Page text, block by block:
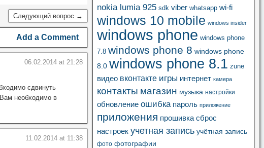
Следующий вопрос →
Add a Comment
06.02.2014 at 21:28
сдвинуть
необходимо в
11.02.2014 at 11:38
nokia lumia 925 sdk viber whatsapp wi-fi
windows 10 mobile windows insider
windows phone windows phone
7.8 windows phone 8 windows phone
8.0 windows phone 8.1 zune
видео вконтакте игры интернет камера
контакты магазин музыка настройки
обновление ошибка пароль приложение
приложения прошивка сброс
настроек учетная запись учётная запись
фото фотографии